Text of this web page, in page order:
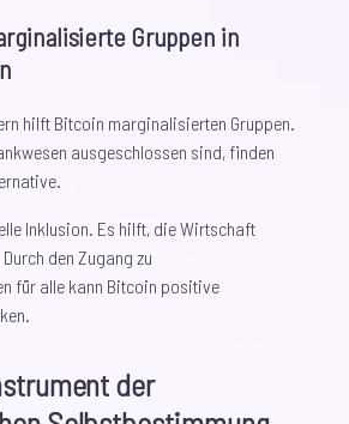
Gruppen in
hilft Bitcoin marginalisierten Gruppen.
ausgeschlossen sind, finden
Inklusion. Es hilft, die Wirtschaft
den Zugang zu
für alle kann Bitcoin positive
der